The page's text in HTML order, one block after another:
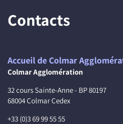
Contacts
Accueil de Colmar
Colmar Agglomération
32 cours Sainte-Anne - BP 80197
68004 Colmar Cedex
+33 (0)3 69 99 55 55